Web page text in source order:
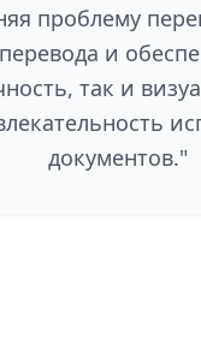
проблему
и
так и
документов."